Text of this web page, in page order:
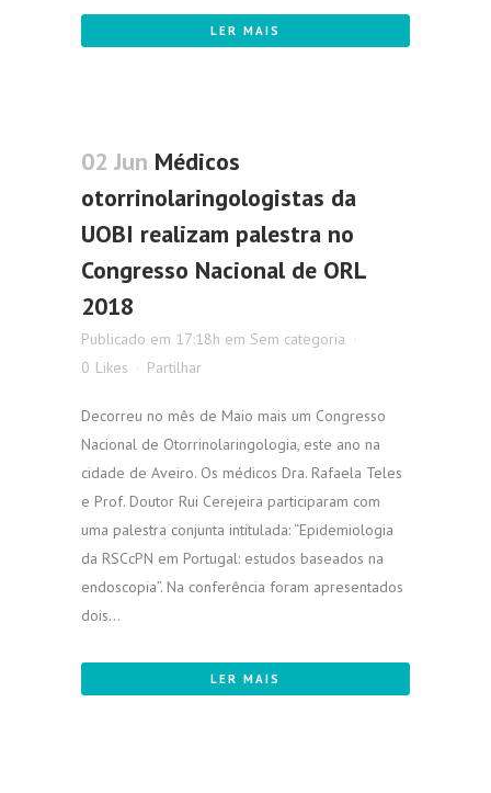
LER MAIS
02 Jun Médicos
otorrinolaringologistas da
UOBI realizam palestra no
Congresso Nacional de ORL
2018
Publicado em 17:18h em Sem categoria
0 Likes Partilhar
Decorreu no mês de Maio mais um Congresso
Nacional de Otorrinolaringologia, este ano na
cidade de Aveiro. Os médicos Dra. Rafaela Teles
e Prof. Doutor Rui Cerejeira participaram com
uma palestra conjunta intitulada: “Epidemiologia
da RSCcPN em Portugal: estudos baseados na
endoscopia”. Na conferência foram apresentados
dois...
LER MAIS